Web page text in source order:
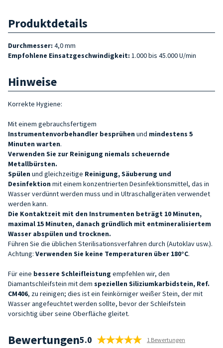
Produktdetails
Durchmesser: 4,0 mm
Empfohlene Einsatzgeschwindigkeit: 1.000 bis 45.000 U/min
Hinweise
Korrekte Hygiene:
Mit einem gebrauchsfertigem
Instrumentenvorbehandler besprühen und mindestens 5
Minuten warten.
Verwenden Sie zur Reinigung niemals scheuernde
Metallbürsten.
Spülen und gleichzeitige Reinigung, Säuberung und
Desinfektion mit einem konzentrierten Desinfektionsmittel, das in
Wasser verdünnt werden muss und in Ultraschallgeräten verwendet
werden kann.
Die Kontaktzeit mit den Instrumenten beträgt 10 Minuten,
maximal 15 Minuten, danach gründlich mit entmineralisiertem
Wasser abspülen und trocknen.
Führen Sie die üblichen Sterilisationsverfahren durch (Autoklav usw.).
Achtung: Verwenden Sie keine Temperaturen über 180°C.
Für eine bessere Schleifleistung empfehlen wir, den
Diamantschleifstein mit dem speziellen Siliziumkarbidstein, Ref.
CM406, zu reinigen; dies ist ein feinkörniger weißer Stein, der mit
Wasser angefeuchtet werden sollte, bevor der Schleifstein
vorsichtig über seine Oberfläche gleitet.
Bewertungen5.0 1 Bewertungen